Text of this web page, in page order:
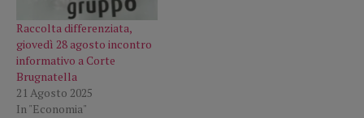
Raccolta differenziata,
giovedì 28 agosto incontro
informativo a Corte
Brugnatella
21 Agosto 2025
In "Economia"